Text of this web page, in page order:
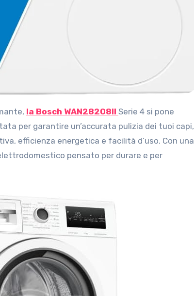
la Bosch WAN28208II Serie 4 si pone
per garantire un’accurata pulizia dei tuoi capi,
efficienza energetica e facilità d’uso. Con una
pensato per durare e per